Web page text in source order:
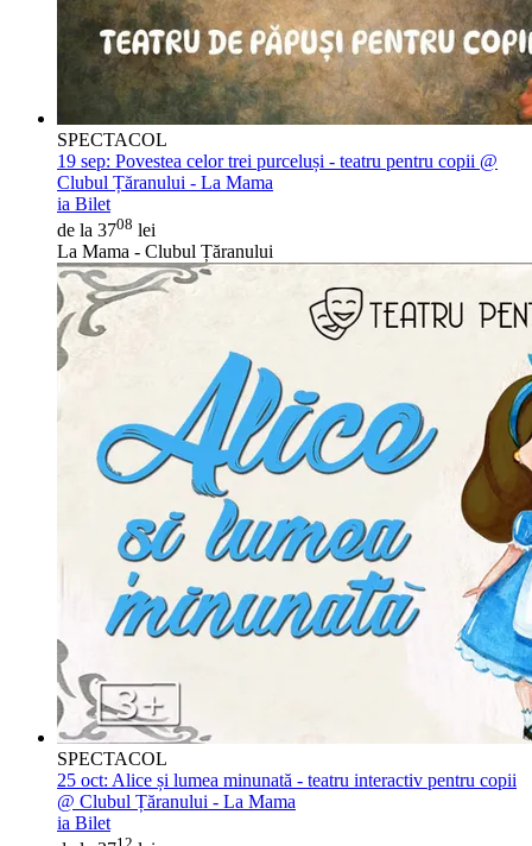
SPECTACOL
19 sep: Povestea celor trei purceluși - teatru pentru copii @
Clubul Țăranului - La Mama
ia Bilet
de la 3708 lei
La Mama - Clubul Țăranului
SPECTACOL
25 oct: Alice și lumea minunată - teatru interactiv pentru copii
@ Clubul Țăranului - La Mama
ia Bilet